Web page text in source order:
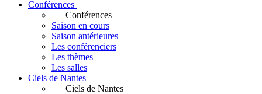
Conférences
Conférences
Saison en cours
Saison antérieures
Les conférenciers
Les thèmes
Les salles
Ciels de Nantes
Ciels de Nantes